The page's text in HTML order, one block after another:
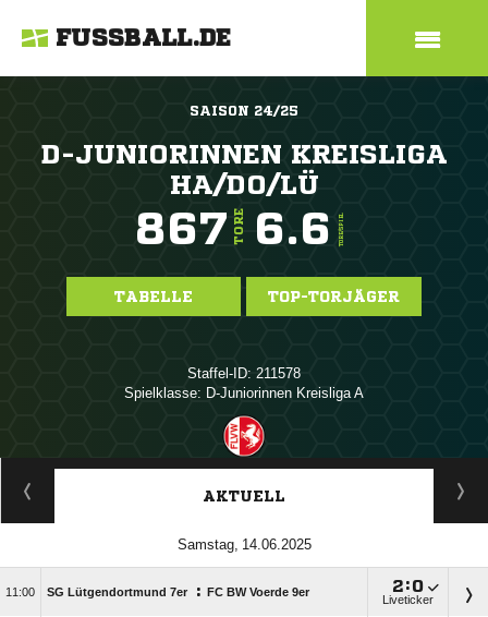
FUSSBALL.DE
SAISON 24/25
D-JUNIORINNEN KREISLIGA
HA/DO/LÜ
867 TORE 6.6 TORE/SPIEL
TABELLE TOP-TORJÄGER
Staffel-ID: 211578
Spielklasse: D-Juniorinnen Kreisliga A
ANZEIGE
AKTUELL
 
 SG Lütgendortmund 7er : FC BW Voerde 9er :
Liveticker